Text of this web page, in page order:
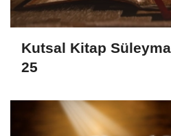
Kutsal Kitap
25